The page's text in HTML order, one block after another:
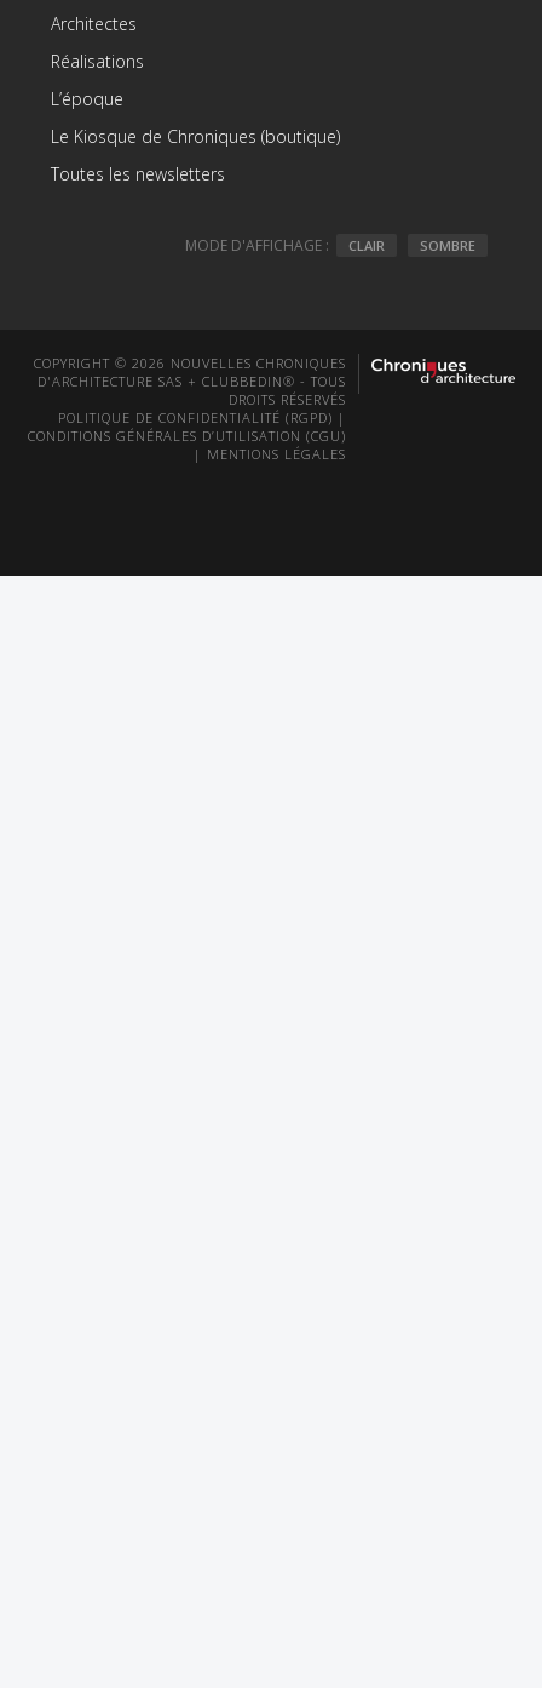
Architectes
Réalisations
L’époque
Le Kiosque de Chroniques (boutique)
Toutes les newsletters
MODE D'AFFICHAGE : CLAIR SOMBRE
COPYRIGHT © 2026 NOUVELLES CHRONIQUES
D'ARCHITECTURE SAS + CLUBBEDIN® - TOUS
DROITS RÉSERVÉS
POLITIQUE DE CONFIDENTIALITÉ (RGPD) |
CONDITIONS GÉNÉRALES D’UTILISATION (CGU)
| MENTIONS LÉGALES